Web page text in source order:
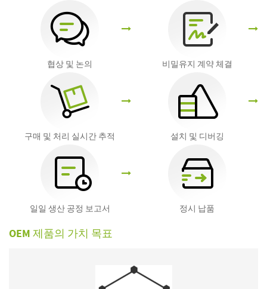
협상 및 논의 비밀유지 계약 체결
구매 및 처리 실시간 추적 설치 및 디버깅
일일 생산 공정 보고서 ​정시 납품
OEM 제품의 가치 목표